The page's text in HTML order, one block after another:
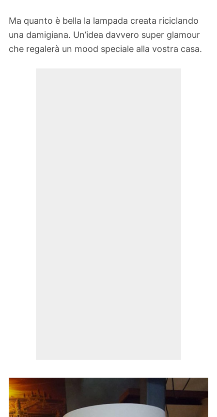
Ma quanto è bella la lampada creata riciclando
una damigiana. Un’idea davvero super glamour
che regalerà un mood speciale alla vostra casa.